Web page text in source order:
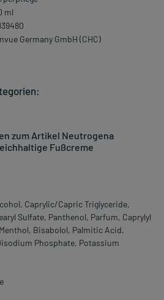
ml
Germany GmbH (CHC)
zum Artikel Neutrogena
Fußcreme
Caprylic/Capric Triglyceride,
Sulfate, Panthenol, Parfum, Caprylyl
Bisabolol, Palmitic Acid,
Phosphate, Potassium